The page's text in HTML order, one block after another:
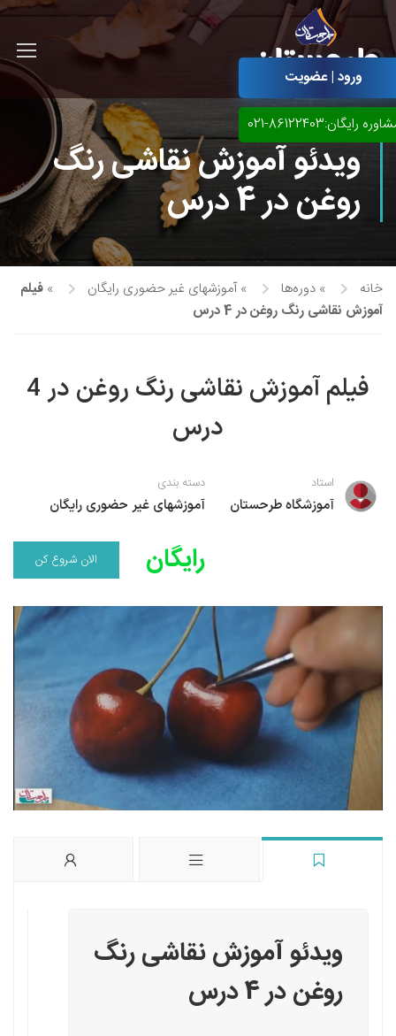
آموزش مجازی گرافیک
آموزش مجازی طراحی داخلی
نقاشی پاستل
نقاشی رنگ روغن
نقاشی کودک و نوجوان
نقاشی مینیاتور(نگارگری)
نقاشی تذهیب و گل و مرغ
خوشنویسی نستعلیق
خط نقاشی
ورود | عضویت
رایگان:86122403-021
ویدئو آموزش نقاشی رنگ
روغن در 4 درس
خانه » دوره‌ها »آموزشهای غیر حضوری رایگان » فیلم
آموزش نقاشی رنگ روغن در 4 درس
فیلم آموزش نقاشی رنگ روغن در 4
درس
استاد
آموزشگاه طرحستان
دسته بندی
آموزشهای غیر حضوری رایگان
رایگان الان شروع کن
ویدئو آموزش نقاشی رنگ
روغن در 4 درس